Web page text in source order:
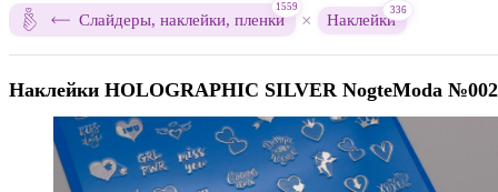
Слайдеры, наклейки, пленки
1559
× Наклейки
336
Наклейки HOLOGRAPHIC SILVER NogteModa №002